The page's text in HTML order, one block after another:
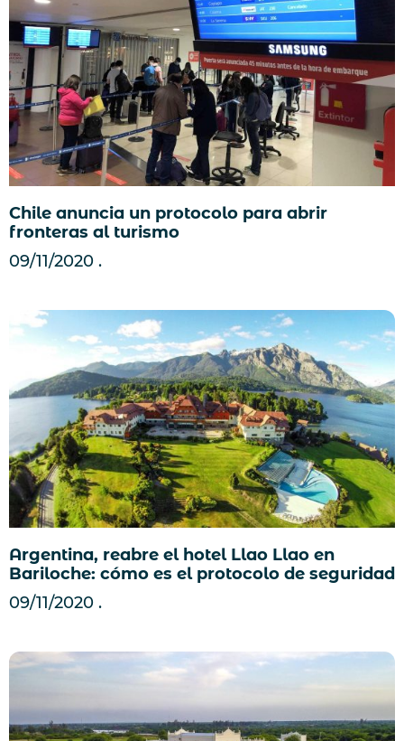
Chile anuncia un protocolo para abrir
fronteras al turismo
09/11/2020
Argentina, reabre el hotel Llao Llao en
Bariloche: cómo es el protocolo de seguridad
09/11/2020